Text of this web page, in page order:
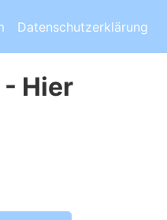
Datenschutzerklärung
Hier